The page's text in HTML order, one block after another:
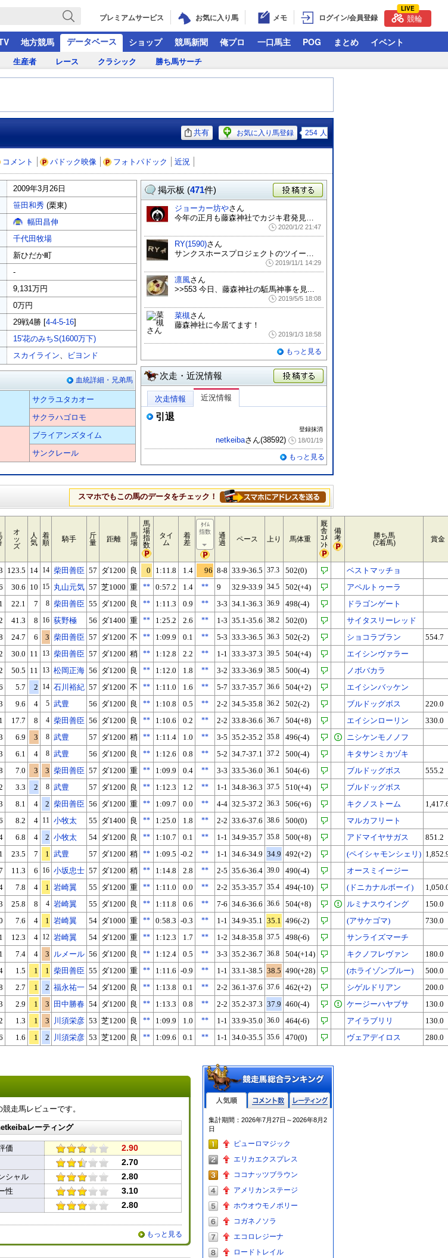
プレミアムサービス お気に入り馬 メモ ログイン/会員登録
LIVE
競輪
地方競馬 データベース ショップ 競馬新聞 俺プロ 一口馬主 POG まとめ イベント
生産者 レース クラシック 勝ち馬サーチ
共有 お気に入り馬登録 254 人
コメント パドック映像 フォトパドック 近況
2009年3月26日
笹田和秀 (栗東)
幅田昌伸
千代田牧場
新ひだか町
-
9,131万円
0万円
29戦4勝 [4-4-5-16]
15'花のみちS(1600万下)
スカイライン、 ビヨンド
血統詳細・兄弟馬
サクラユタカオー
サクラハゴロモ
ブライアンズタイム
サンクレール
掲示板 (471件)
投稿する
ジョーカー坊やさん
今年の正月も藤森神社でカジキ君発見。 子...
2020/1/2 21:47
RY(1590)さん
サンクスホースプロジェクトのツイートで紹...
2019/11/1 14:29
凛風さん
>>553 今日、藤森神社の駈馬神事を見...
2019/5/5 18:08
菜槻さん
藤森神社に今居てます！
2019/1/3 18:58
もっと見る
次走・近況情報
次走情報 近況情報
引退
登録抹消
netkeibaさん(38592) 18/01/19
もっと見る
スマホでもこの馬のデータをチェック！
オ
ッ
ズ
人
気
着
順
騎手
斤
量
距離
馬
場
馬
場
指
数
タイ
ム
着
差
ﾀｲﾑ
指数
通
過
ペース 上り 馬体重
厩
舎
ｺﾒ
ﾝﾄ
備
考
勝ち馬
(2着馬)
賞金
123.5 14 14 柴田善臣 57 ダ1200 良 0 1:11.8 1.4 96 8-8 33.9-36.5 37.3 502(0)
ベストマッチョ
30.6 10 15 丸山元気 57 芝1000 重 ** 0:57.2 1.4 ** 9 32.9-33.9 34.5 502(+4)
アペルトゥーラ
1 22.1 7 8 柴田善臣 55 ダ1200 良 ** 1:11.3 0.9 ** 3-3 34.1-36.3 36.9 498(-4)
ドラゴンゲート
41.3 8 16 荻野極 56 ダ1400 重 ** 1:25.2 2.6 ** 1-3 35.1-35.6 38.2 502(0)
サイタスリーレッド
24.7 6 3 柴田善臣 57 ダ1200 不 ** 1:09.9 0.1 ** 5-3 33.3-36.5 36.3 502(-2) ショコラブラン
554.7
30.0 11 13 柴田善臣 57 ダ1200 稍 ** 1:12.8 2.2 ** 1-1 33.3-37.3 39.5 504(+4)
エイシンヴァラー
50.5 11 13 松岡正海 56 ダ1200 良 ** 1:12.0 1.8 ** 3-2 33.3-36.9 38.5 500(-4)
ノボバカラ
5.7 2 14 石川裕紀 57 ダ1200 不 ** 1:11.0 1.6 ** 5-7 33.7-35.7 36.6 504(+2)
エイシンバッケン
9.6 4 5 武豊 56 ダ1200 良 ** 1:10.8 0.5 ** 2-2 34.5-35.8 36.2 502(-2) ブルドッグボス
220.0
17.7 8 4 柴田善臣 56 ダ1200 良 ** 1:10.6 0.2 ** 2-2 33.8-36.6 36.7 504(+8) エイシンローリン
330.0
6.9 3 8 武豊 57 ダ1200 稍 ** 1:11.4 1.0 ** 3-5 35.2-35.2 35.8 496(-4)
ニシケンモノノフ
6.1 4 8 武豊 56 ダ1200 良 ** 1:12.6 0.8 ** 5-2 34.7-37.1 37.2 500(-4)
キタサンミカヅキ
7.0 3 3 柴田善臣 57 ダ1200 重 ** 1:09.9 0.4 ** 3-3 33.5-36.0 36.1 504(-6) ブルドッグボス
555.2
3.3 2 8 武豊 57 ダ1200 良 ** 1:12.3 1.2 ** 1-1 34.8-36.3 37.5 510(+4)
ブルドッグボス
8.1 4 2 柴田善臣 56 ダ1200 重 ** 1:09.7 0.0 ** 4-4 32.5-37.2 36.3 506(+6) キクノストーム
8.2 4 11 小牧太 55 ダ1400 良 ** 1:25.0 1.8 ** 2-2 33.6-37.6 38.6 500(0)
マルカフリート
6.8 4 2 小牧太 54 ダ1200 良 ** 1:10.7 0.1 ** 1-1 34.9-35.7 35.8 500(+8) アドマイヤサガス
851.2
23.5 7 1 武豊 57 ダ1200 稍 ** 1:09.5 -0.2 ** 1-1 34.6-34.9 34.9 492(+2) (ペイシャモンシェリ)
11.3 6 16 小坂忠士 57 ダ1200 稍 ** 1:14.8 2.8 ** 2-5 35.6-36.4 39.0 490(-4)
オースミイージー
7.8 4 1 岩崎翼 55 ダ1200 重 ** 1:11.0 0.0 ** 2-2 35.3-35.7 35.4 494(-10) (ドニカナルボーイ)
25.8 8 4 岩崎翼 55 ダ1200 良 ** 1:11.8 0.6 ** 7-6 34.6-36.6 36.6 504(+8) ルミナスウイング
150.0
7.6 4 1 岩崎翼 54 ダ1000 重 ** 0:58.3 -0.3 ** 1-1 34.9-35.1 35.1 496(-2) (アサケゴマ)
730.0
12.3 4 12 岩崎翼 54 ダ1200 重 ** 1:12.3 1.7 ** 1-2 34.8-35.8 37.5 498(-6)
サンライズマーチ
7.4 4 3 ルメール 56 ダ1200 良 ** 1:12.4 0.5 ** 3-3 35.2-36.7 36.8 504(+14) キクノフレヴァン
180.0
1.5 1 1 柴田善臣 55 ダ1200 重 ** 1:11.6 -0.9 ** 1-1 33.1-38.5 38.5 490(+28) (ホライゾンブルー)
500.0
2.7 1 2 福永祐一 54 ダ1200 良 ** 1:13.8 0.1 ** 2-2 36.1-37.6 37.6 462(+2) シゲルドリアン
200.0
2.9 1 3 田中勝春 54 ダ1200 良 ** 1:13.3 0.8 ** 2-2 35.2-37.3 37.9 460(-4) ケージーハヤブサ
130.0
1.3 1 3 川須栄彦 53 芝1200 良 ** 1:09.9 1.0 ** 1-1 33.9-35.0 36.0 464(-6) アイラブリリ
130.0
1.6 1 2 川須栄彦 53 芝1200 良 ** 1:09.6 0.1 ** 1-1 34.0-35.5 35.6 470(0) ヴェアデイロス 280.0
走馬レビューです。
レーティング
価 2.90
2.70
シャル 2.80
性 3.10
2.80
もっと見る
グ
集計期間：2026年7月27日～2026年8月2
日
ピューロマジック
エリカエクスプレス
ココナッツブラウン
アメリカンステージ
ホウオウモノポリー
コガネノソラ
エコロレジーナ
ロードトレイル